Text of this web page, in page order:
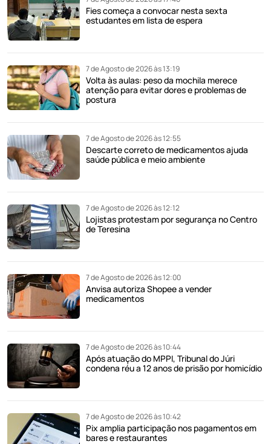
Fies começa a convocar nesta sexta
estudantes em lista de espera
7 de Agosto de 2026 às 13:19
Volta às aulas: peso da mochila merece
atenção para evitar dores e problemas de
postura
7 de Agosto de 2026 às 12:55
Descarte correto de medicamentos ajuda
saúde pública e meio ambiente
7 de Agosto de 2026 às 12:12
Lojistas protestam por segurança no Centro
de Teresina
7 de Agosto de 2026 às 12:00
Anvisa autoriza Shopee a vender
medicamentos
7 de Agosto de 2026 às 10:44
Após atuação do MPPI, Tribunal do Júri
condena réu a 12 anos de prisão por homicídio
7 de Agosto de 2026 às 10:42
Pix amplia participação nos pagamentos em
bares e restaurantes